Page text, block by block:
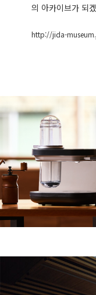
의 아카이브가 되
http://jida-